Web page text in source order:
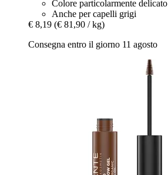
Colore particolarmente delicato
Anche per capelli grigi
€ 8,19 (€ 81,90 / kg)
Consegna entro il giorno 11 agosto